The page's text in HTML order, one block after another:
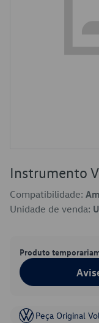
Instrumento
Compatibilidade:
Unidade de venda:
Produto
Peça Original